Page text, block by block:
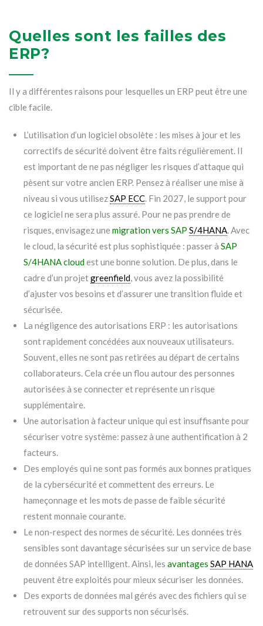
Quelles sont les failles des
ERP?
Il y a différentes raisons pour lesquelles un ERP peut être une
cible facile.
L’utilisation d’un logiciel obsolète : les mises à jour et les
correctifs de sécurité doivent être faits régulièrement. Il
est important de ne pas négliger les risques d’attaque qui
pèsent sur votre ancien ERP. Pensez à réaliser une mise à
niveau si vous utilisezSAP ECC. Fin 2027, le support pour
ce logiciel ne sera plus assuré. Pour ne pas prendre de
risques, envisagez une migration vers SAP S/4HANA. Avec
le cloud, la sécurité est plus sophistiquée : passer à SAP
S/4HANA cloudest une bonne solution. De plus, dans le
cadre d’un projetgreenfield, vous avez la possibilité
d’ajuster vos besoins et d’assurer une transition fluide et
sécurisée.
La négligence des autorisations ERP : les autorisations
sont rapidement concédées aux nouveaux utilisateurs.
Souvent, elles ne sont pas retirées au départ de certains
collaborateurs. Cela crée un flou autour des personnes
autorisées à se connecter et représente un risque
supplémentaire.
Une autorisation à facteur unique qui est insuffisante pour
sécuriser votre système: passez à une authentification à 2
facteurs.
Des employés qui ne sont pas formés aux bonnes pratiques
de la cybersécurité et commettent des erreurs. Le
hameçonnage et les mots de passe de faible sécurité
restent monnaie courante.
Le non-respect des normes de sécurité. Les données très
sensibles sont davantage sécurisées sur un service de base
de données SAP intelligent. Ainsi, les avantages SAP HANA
peuvent être exploités pour mieux sécuriser les données.
Des exports de données mal gérés avec des fichiers qui se
retrouvent sur des supports non sécurisés.